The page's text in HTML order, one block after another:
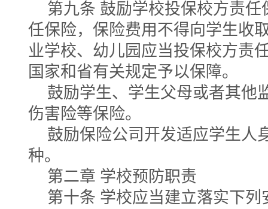
第九条 鼓励学校投保校方责
任保险，保险费用不得向学生收
业学校、幼儿园应当投保校方责
国家和省有关规定予以保障。
鼓励学生、学生父母或者其他
伤害险等保险。
鼓励保险公司开发适应学生人
种。
第二章 学校预防职责
第十条 学校应当建立落实下列